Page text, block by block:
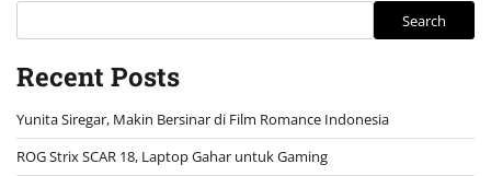
September 2025
August 2025
July 2025